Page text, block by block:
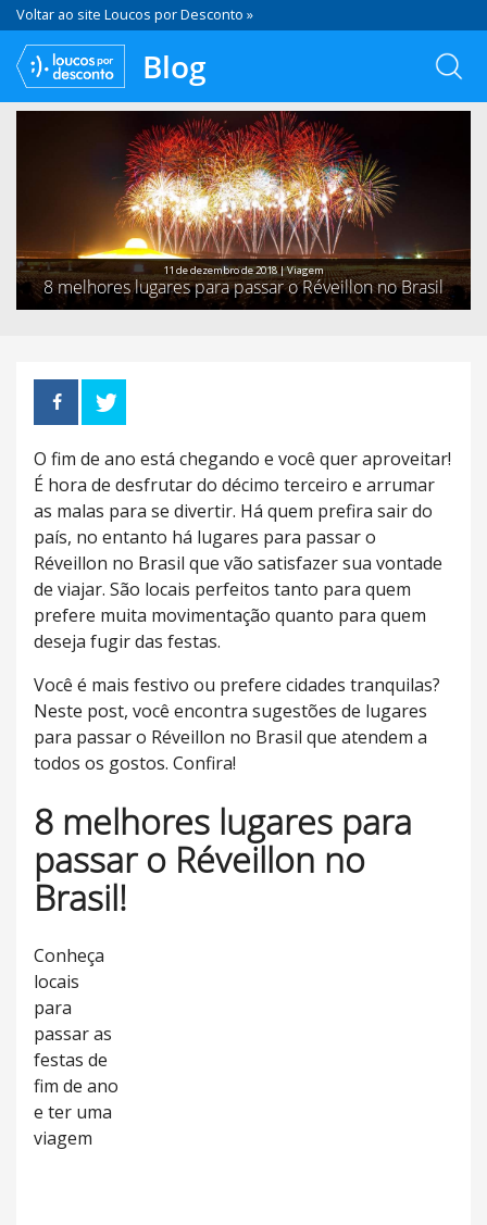
Voltar ao site Loucos por Desconto »
Blog
11 de dezembro de 2018 |Viagem
8 melhores lugares para passar o Réveillon no Brasil
O fim de ano está chegando e você quer aproveitar!
É hora de desfrutar do décimo terceiro e arrumar
as malas para se divertir. Há quem prefira sair do
país, no entanto há lugares para passar o
Réveillon no Brasil que vão satisfazer sua vontade
de viajar. São locais perfeitos tanto para quem
prefere muita movimentação quanto para quem
deseja fugir das festas.
Você é mais festivo ou prefere cidades tranquilas?
Neste post, você encontra sugestões de lugares
para passar o Réveillon no Brasil que atendem a
todos os gostos. Confira!
8 melhores lugares para
passar o Réveillon no
Brasil!
Conheça
locais
para
passar as
festas de
fim de ano
e ter uma
viagem